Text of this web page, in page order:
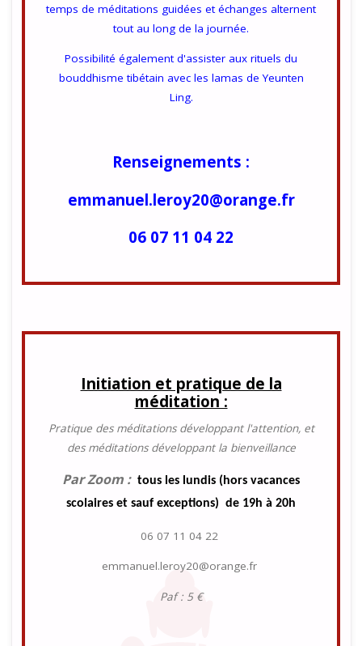
temps de méditations guidées et échanges alternent
tout au long de la journée.
Possibilité également d'assister aux rituels du
bouddhisme tibétain avec les lamas de Yeunten
Ling.
Renseignements :
emmanuel.leroy20@orange.fr
06 07 11 04 22
Initiation et pratique de la
méditation :
Pratique des méditations développant l'attention, et
des méditations développant la bienveillance
Par Zoom : tous les lundis (hors vacances
scolaires et sauf exceptions) de 19h à 20h
06 07 11 04 22
emmanuel.leroy20@orange.fr
Paf : 5 €